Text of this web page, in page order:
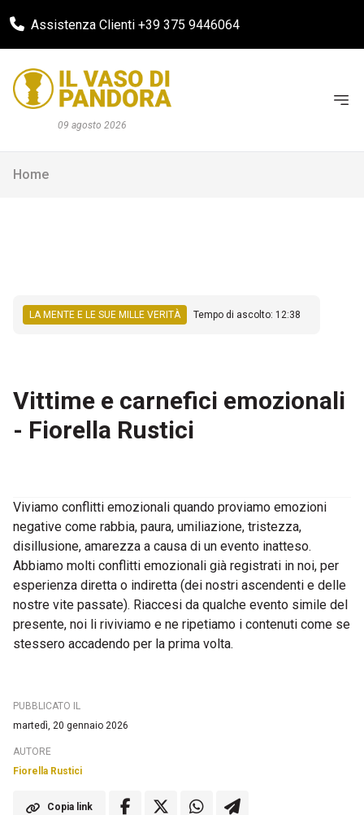
Assistenza Clienti +39 375 9446064
09 agosto 2026
Home
LA MENTE E LE SUE MILLE VERITÀ Tempo di ascolto: 12:38
Vittime e carnefici emozionali
- Fiorella Rustici
Viviamo conflitti emozionali quando proviamo emozioni
negative come rabbia, paura, umiliazione, tristezza,
disillusione, amarezza a causa di un evento inatteso.
Abbiamo molti conflitti emozionali già registrati in noi, per
esperienza diretta o indiretta (dei nostri ascendenti e delle
nostre vite passate). Riaccesi da qualche evento simile del
presente, noi li riviviamo e ne ripetiamo i contenuti come se
stessero accadendo per la prima volta.
PUBBLICATO IL
martedì, 20 gennaio 2026
AUTORE
Fiorella Rustici
Copia link